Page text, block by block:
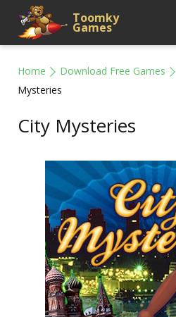
Toomky
Games
Home Download Free Games
Mysteries
City Mysteries